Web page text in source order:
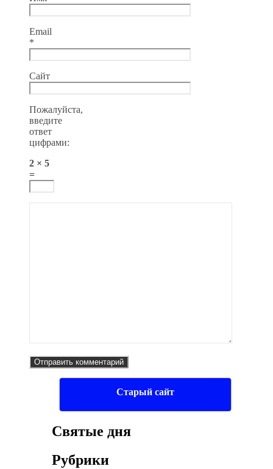
Email
*
Сайт
Пожалуйста,
введите
ответ
цифрами:
2 × 5
=
Старый сайт
Святые дня
Рубрики